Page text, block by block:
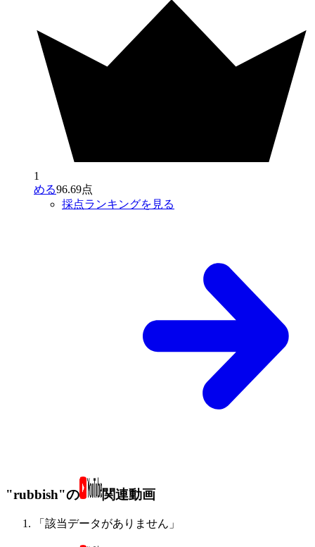
1
める96.69点
採点ランキングを見る
"rubbish"の 関連動画
「該当データがありません」